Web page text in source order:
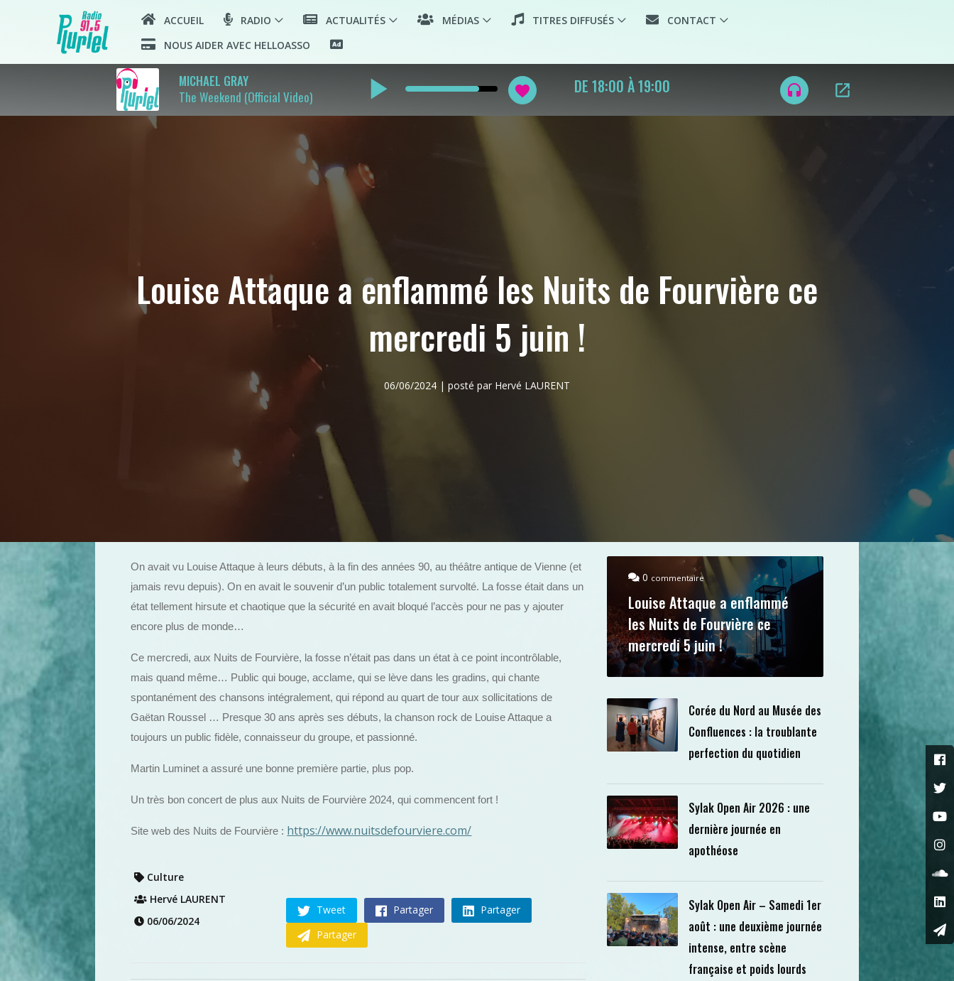
ACCUEIL RADIO ACTUALITÉS MÉDIAS TITRES DIFFUSÉS
CONTACT
NOUS AIDER AVEC HELLOASSO
MICHAEL GRAY
The Weekend (Official Video)
play_arrow favorite
PLANÈTE LYON SOIR +
headset open_in_new
Louise Attaque a enflammé les Nuits de Fourvière ce
mercredi 5 juin !
06/06/2024 | posté par Hervé LAURENT
On avait vu Louise Attaque à leurs débuts, à la fin des années 90, au théâtre antique de Vienne (et
jamais revu depuis). On en avait le souvenir d’un public totalement survolté. La fosse était dans un
état tellement hirsute et chaotique que la sécurité en avait bloqué l’accès pour ne pas y ajouter
encore plus de monde…
Ce mercredi, aux Nuits de Fourvière, la fosse n’était pas dans un état à ce point incontrôlable,
mais quand même… Public qui bouge, acclame, qui se lève dans les gradins, qui chante
spontanément des chansons intégralement, qui répond au quart de tour aux sollicitations de
Gaëtan Roussel … Presque 30 ans après ses débuts, la chanson rock de Louise Attaque a
toujours un public fidèle, connaisseur du groupe, et passionné.
Martin Luminet a assuré une bonne première partie, plus pop.
Un très bon concert de plus aux Nuits de Fourvière 2024, qui commencent fort !
Site web des Nuits de Fourvière : https://www.nuitsdefourviere.com/
Culture
Hervé LAURENT
06/06/2024
Tweet Partager
Partager
Partager
0 commentaire
Louise Attaque a enflammé
les Nuits de Fourvière ce
mercredi 5 juin !
Corée du Nord au Musée des
Confluences : la troublante
perfection du quotidien
Sylak Open Air 2026 : une
dernière journée en
apothéose
Sylak Open Air – Samedi 1er
août : une deuxième journée
intense, entre scène
française et poids lourds